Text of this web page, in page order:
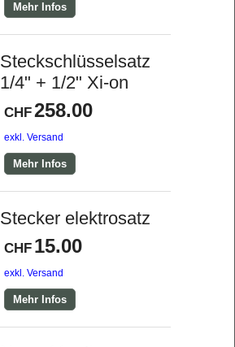
Mehr Infos
Steckschlüsselsatz
1/4" + 1/2" Xi-on
CHF258.00
exkl. Versand
Mehr Infos
Stecker elektrosatz
CHF 15.00
exkl. Versand
Mehr Infos